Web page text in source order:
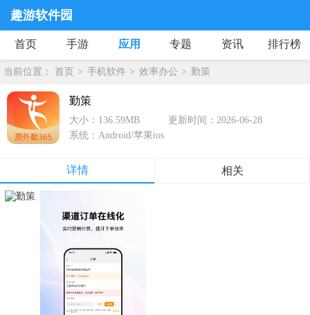
趣游软件园
首页 手游 应用 专题 资讯 排行榜
当前位置： 首页 手机软件 效率办公 勤策
勤策
大小：136.59MB
更新时间：2026-06-28
系统：Android/苹果ios
详情 相关